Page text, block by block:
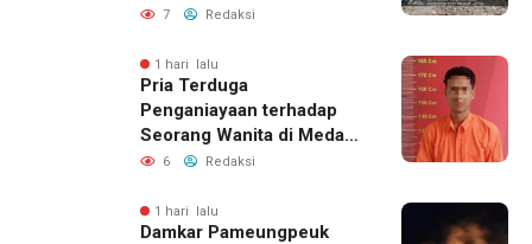
Menunggu Bantuan
7 Redaksi
1 hari lalu
Pria Terduga
Penganiayaan terhadap
Seorang Wanita di Medan
Ditangkap Polisi
6 Redaksi
1 hari lalu
Damkar Pameungpeuk